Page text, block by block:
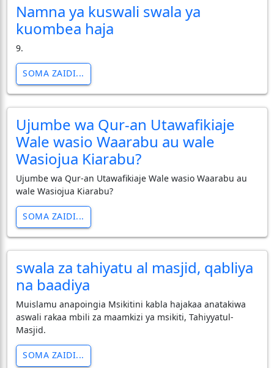
Namna ya kuswali swala ya
kuombea haja
9.
SOMA ZAIDI...
Ujumbe wa Qur-an Utawafikiaje
Wale wasio Waarabu au wale
Wasiojua Kiarabu?
Ujumbe wa Qur-an Utawafikiaje Wale wasio Waarabu au
wale Wasiojua Kiarabu?
SOMA ZAIDI...
swala za tahiyatu al masjid, qabliya
na baadiya
Muislamu anapoingia Msikitini kabla hajakaa anatakiwa
aswali rakaa mbili za maamkizi ya msikiti, Tahiyyatul-
Masjid.
SOMA ZAIDI...